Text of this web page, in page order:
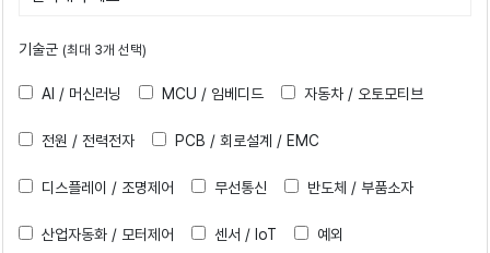
기술군 (최대 3개 선택)
AI / 머신러닝 MCU / 임베디드 자동차 / 오토모티브
전원 / 전력전자 PCB / 회로설계 / EMC
디스플레이 / 조명제어 무선통신 반도체 / 부품소자
산업자동화 / 모터제어 센서 / IoT 예외